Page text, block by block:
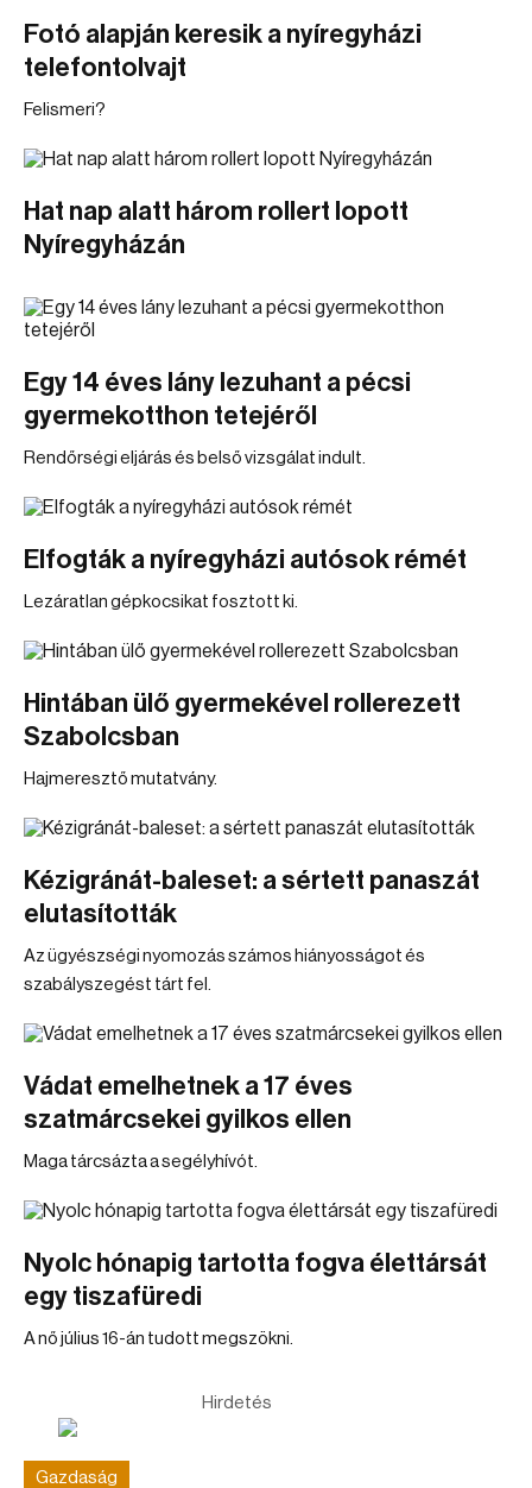
Fotó alapján keresik a nyíregyházi
telefontolvajt
Felismeri?
Hat nap alatt három rollert lopott
Nyíregyházán
Egy 14 éves lány lezuhant a pécsi
gyermekotthon tetejéről
Rendőrségi eljárás és belső vizsgálat indult.
Elfogták a nyíregyházi autósok rémét
Lezáratlan gépkocsikat fosztott ki.
Hintában ülő gyermekével rollerezett
Szabolcsban
Hajmeresztő mutatvány.
Kézigránát-baleset: a sértett panaszát
elutasították
Az ügyészségi nyomozás számos hiányosságot és
szabályszegést tárt fel.
Vádat emelhetnek a 17 éves
szatmárcsekei gyilkos ellen
Maga tárcsázta a segélyhívót.
Nyolc hónapig tartotta fogva élettársát
egy tiszafüredi
A nő július 16-án tudott megszökni.
Hirdetés
Gazdaság